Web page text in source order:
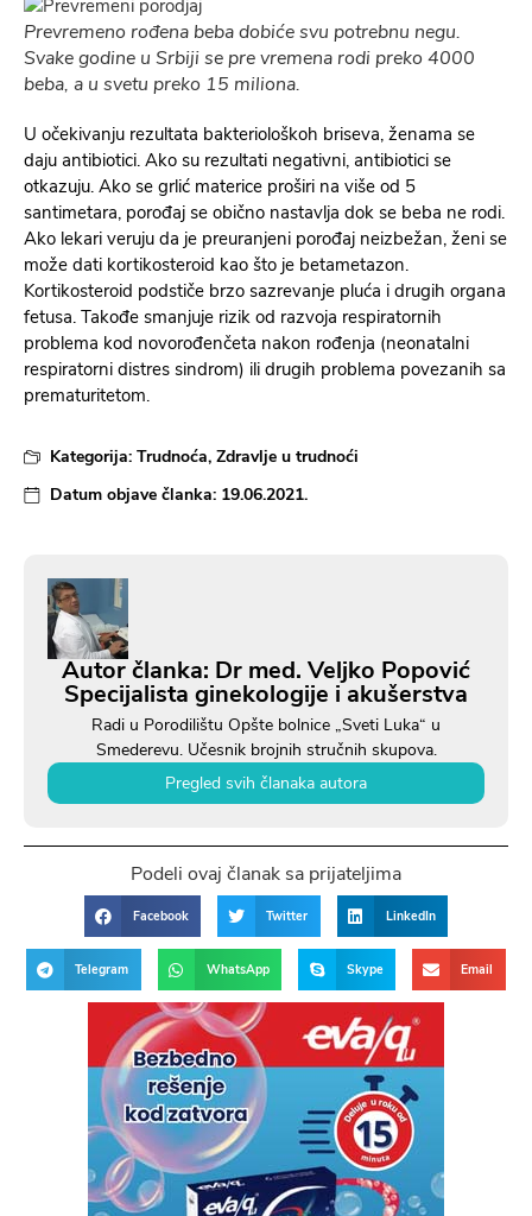
Prevremeno rođena beba dobiće svu potrebnu negu.
Svake godine u Srbiji se pre vremena rodi preko 4000
beba, a u svetu preko 15 miliona.
U očekivanju rezultata bakteriološkoh briseva, ženama se
daju antibiotici. Ako su rezultati negativni, antibiotici se
otkazuju. Ako se grlić materice proširi na više od 5
santimetara, porođaj se obično nastavlja dok se beba ne rodi.
Ako lekari veruju da je preuranjeni porođaj neizbežan, ženi se
može dati kortikosteroid kao što je betametazon.
Kortikosteroid podstiče brzo sazrevanje pluća i drugih organa
fetusa. Takođe smanjuje rizik od razvoja respiratornih
problema kod novorođenčeta nakon rođenja (neonatalni
respiratorni distres sindrom) ili drugih problema povezanih sa
prematuritetom.
Kategorija: Trudnoća, Zdravlje u trudnoći
Datum objave članka: 19.06.2021.
Autor članka: Dr med. Veljko Popović
Specijalista ginekologije i akušerstva
Radi u Porodilištu Opšte bolnice „Sveti Luka“ u
Smederevu. Učesnik brojnih stručnih skupova.
Pregled svih članaka autora
Podeli ovaj članak sa prijateljima
Facebook Twitter LinkedIn
Telegram WhatsApp Skype Email